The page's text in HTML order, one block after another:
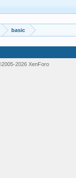
basic
2026 XenForo